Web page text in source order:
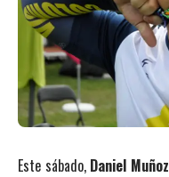
Este sábado, Daniel Muñoz